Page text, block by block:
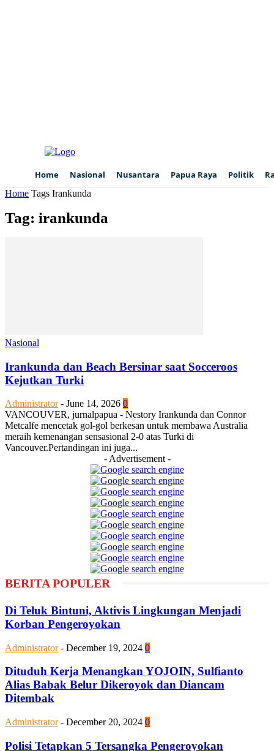
Home Nasional Nusantara Papua Raya Politik
Home Tags Irankunda
Tag: irankunda
Nasional
Irankunda dan Beach Bersinar saat Socceroos
Kejutkan Turki
Administrator - June 14, 2026 0
VANCOUVER, jurnalpapua - Nestory Irankunda dan Connor
Metcalfe mencetak gol-gol berkesan untuk membawa Australia
meraih kemenangan sensasional 2-0 atas Turki di
Vancouver.Pertandingan ini juga...
- Advertisement -
BERITA POPULER
Di Teluk Bintuni, Aktivis Lingkungan Menjadi
Korban Pengeroyokan
Administrator - December 19, 2024 0
Dituduh Kerja Menangkan YOJOIN, Sulfianto
Alias Babak Belur Dikeroyok dan Diancam
Ditembak
Administrator - December 20, 2024 0
Polisi Tetapkan 5 Tersangka Pengeroyokan